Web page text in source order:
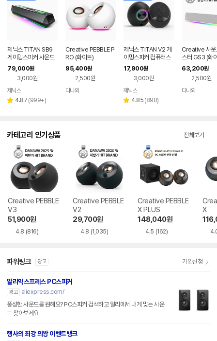
제닉스 TITAN SB9
게이밍스피커 사운드
바 컴퓨터스피커
79,000원
3,000원
페이
제닉스
별 4.87 리
(999+)
Creative PEBBLE P
RO (화이트)
95,400원
2,500원
다나와
제닉스 TITAN V2 게
이밍스피커 컴퓨터스
피커
17,900원
3,000원
페이
제닉스
별 4.85 리
(890)
Creative 사운
스터 GS3 (화
63,200원
2,500원
다나와
카테고리 인기상품 전체보기
Creative PEBBLE
V3
51,900원
4.8 (816)
Creative PEBBLE
V2
29,700원
4.8 (1,035)
Creative PEBBLE
X PLUS
148,040원
4.5 (162)
X
파워링크 광고 가입신청
알리익스프레스 PC스피커
광고
aliexpress.com/
풍성한 사운드를 원해요? PC스피커 검색하고 알리에서 내게 맞는 사운
드 찾아보세요
행사의 최강 의왕 이벤트뱅크